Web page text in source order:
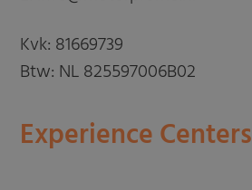
Kvk: 81669739
Btw: NL 825597006B02
Experience Centers